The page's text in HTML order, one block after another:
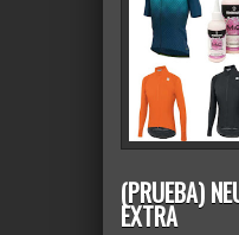
(PRUEBA)
EXTRA